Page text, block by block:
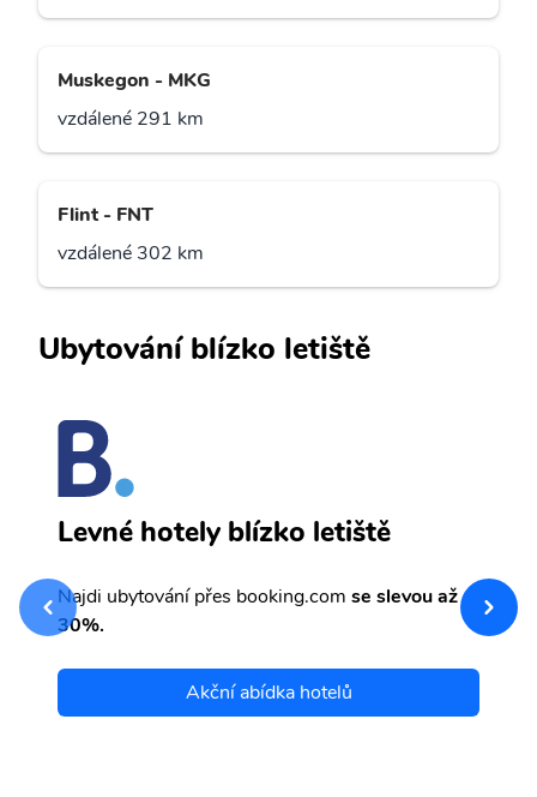
Muskegon - MKG
vzdálené 291 km
Flint - FNT
vzdálené 302 km
Ubytování blízko letiště
Levné hotely blízko letiště
Najdi ubytování přes booking.com se slevou až
30%.
Akční abídka hotelů